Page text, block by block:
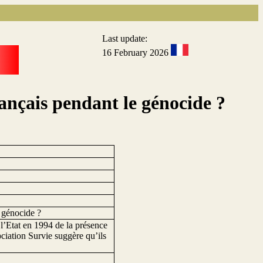
Last update:
16 February 2026
pendant le génocide ?
?
en 1994 de la présence
Survie suggère qu’ils